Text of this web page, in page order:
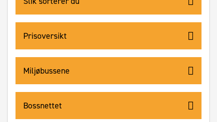
Prisoversikt
Miljøbussene
Bossnettet